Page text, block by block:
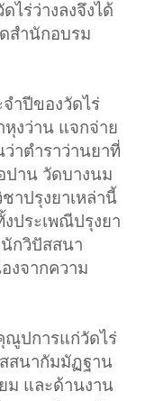
ไร่ว่างลงจึงได้
สำนักอบรม
ำปีของวัดไร่
งว่าน แจกจ่าย
าตำราว่านยาที่
ปาน วัดบางนม
าปรุงยาเหล่านี้
ประเพณีปรุงยา
กวิปัสสนา
งจากความ
ณูปการแก่วัดไร่
สนากัมมัฏฐาน
ม และด้านงาน